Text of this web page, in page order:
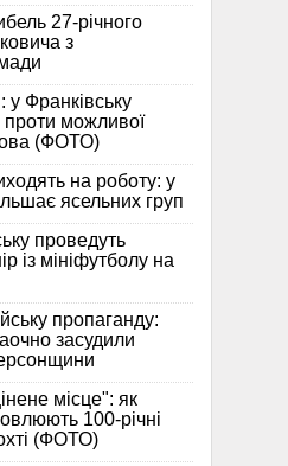
27-річного
з
Франківську
можливої
(ФОТО)
на роботу: у
ясельних груп
проведуть
із мініфутболу на
пропаганду:
засудили
місце": як
100-річні
(ФОТО)